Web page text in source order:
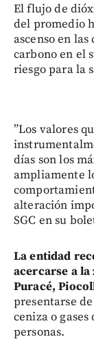
El flujo de
del promedio
ascenso en
carbono en el
riesgo para la
”Los valores
días son los
ampliamente
alteración
SGC en su
La entidad
acercarse a la
Puracé,
presentarse
ceniza o
personas.